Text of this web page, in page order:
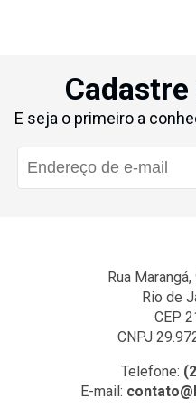
E seja o primeiro a
Rua
Rio de
CEP
CNPJ
Telefone:
E-mail: